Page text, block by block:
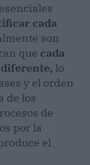
cada
son
que cada
lo
y el orden
de los
de
por la
el